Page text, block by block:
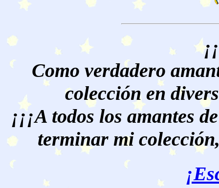
Como verdadero
colección en
¡¡¡A todos los amantes
terminar mi